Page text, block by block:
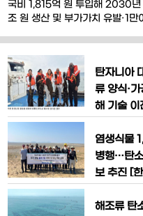
국비 1,815억 원 투입해 2030년
조 원 생산 및 부가가치 유발·1
난대수목원’의 2026년 조기 착
건의했다. 김신 군수는 8월 3일
과 면담을 갖고 국립
탄자니아
류 양식·
해 기술 이
해조류 생
워 아프리
업 협력 확
기후 대응
염생식물
병행…탄
보 추진 [
를 확대 조
해조류 탄